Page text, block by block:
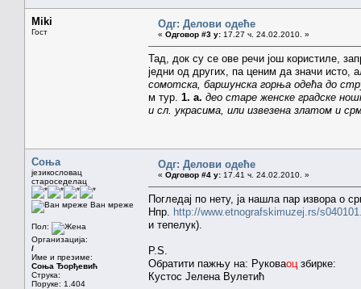
Miki
Гост
Одг: Делови одеће
« Одговор #3 у: 17.27 ч. 24.02.2010. »
Тад, док су се ове речи још користиле,
једни од других, па ценим да значи исто,
сомотска, баршунска горња одећа до
м тур. 1. а. део старе женске градске
и сл. украсима, или извезена златом и
Соња
језикословац
староседелац
Ван мреже
Пол:
Организација:
/
Име и презиме:
Соња Ђорђевић
Струка:
Поруке: 1.404
Одг: Делови одеће
« Одговор #4 у: 17.41 ч. 24.02.2010. »
Погледај по нету, ја нашла пар извора о
Нпр. http://www.etnografskimuzej.rs/
и тепелук).
P.S.
Обратити пажњу на: Руковаоц збирке:
Кустос Јелена Вулетић